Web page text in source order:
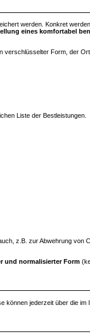
werden. Konkret
eines komfortabel
Form, der
Liste der Bestleistungen.
z.B. zur Abwehrung von
und normalisierter Form
jederzeit über die